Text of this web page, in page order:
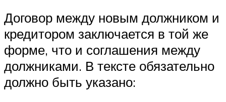
Договор между новым должником и
кредитором заключается в той же
форме, что и соглашения между
должниками. В тексте обязательно
должно быть указано: